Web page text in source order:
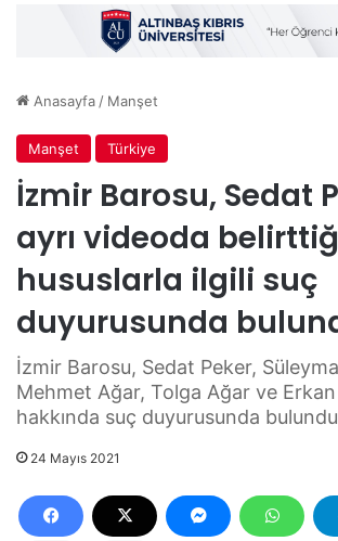
Anasayfa / Manşet
Manşet Türkiye
İzmir Barosu, Sedat
ayrı videoda
hususlarla ilgili suç
duyurusunda
İzmir Barosu, Sedat Peker,
Mehmet Ağar, Tolga Ağar ve Erkan
hakkında suç duyurusunda
24 Mayıs 2021